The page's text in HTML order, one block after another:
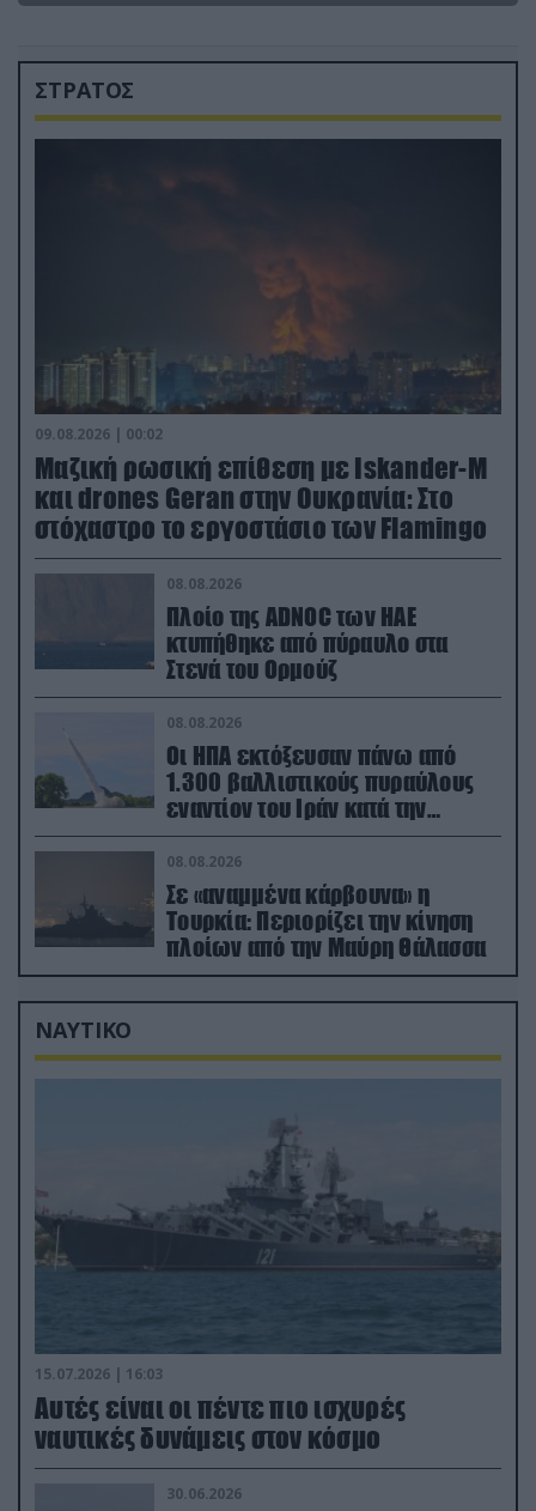
ΣΤΡΑΤΟΣ
09.08.2026 | 00:02
Μαζική ρωσική επίθεση με Iskander-M
και drones Geran στην Ουκρανία: Στο
στόχαστρο το εργοστάσιο των Flamingo
08.08.2026
Πλοίο της ADNOC των ΗΑΕ
κτυπήθηκε από πύραυλο στα
Στενά του Ορμούζ
08.08.2026
Οι ΗΠΑ εκτόξευσαν πάνω από
1.300 βαλλιστικούς πυραύλους
εναντίον του Ιράν κατά την
διάρκεια του πολέμου
08.08.2026
Σε «αναμμένα κάρβουνα» η
Τουρκία: Περιορίζει την κίνηση
πλοίων από την Μαύρη Θάλασσα
ΝΑΥΤΙΚΟ
15.07.2026 | 16:03
Aυτές είναι οι πέντε πιο ισχυρές
ναυτικές δυνάμεις στον κόσμο
30.06.2026